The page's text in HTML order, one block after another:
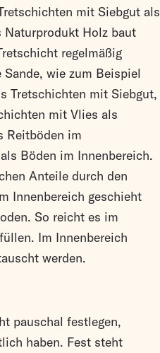
mit Siebgut als
Naturprodukt Holz baut
regelmäßig
wie zum Beispiel
Tretschichten mit Siebgut,
mit Vlies als
Reitböden im
Böden im Innenbereich.
Anteile durch den
Innenbereich geschieht
So reicht es im
Im Innenbereich
werden.
pauschal festlegen,
haben. Fest steht